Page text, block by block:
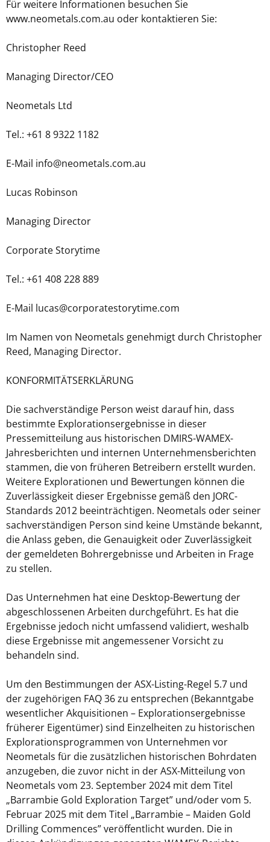
Für weitere Informationen besuchen Sie
www.neometals.com.au oder kontaktieren Sie:
Christopher Reed
Managing Director/CEO
Neometals Ltd
Tel.: +61 8 9322 1182
E-Mail info@neometals.com.au
Lucas Robinson
Managing Director
Corporate Storytime
Tel.: +61 408 228 889
E-Mail lucas@corporatestorytime.com
Im Namen von Neometals genehmigt durch Christopher
Reed, Managing Director.
KONFORMITÄTSERKLÄRUNG
Die sachverständige Person weist darauf hin, dass
bestimmte Explorationsergebnisse in dieser
Pressemitteilung aus historischen DMIRS-WAMEX-
Jahresberichten und internen Unternehmensberichten
stammen, die von früheren Betreibern erstellt wurden.
Weitere Explorationen und Bewertungen können die
Zuverlässigkeit dieser Ergebnisse gemäß den JORC-
Standards 2012 beeinträchtigen. Neometals oder seiner
sachverständigen Person sind keine Umstände bekannt,
die Anlass geben, die Genauigkeit oder Zuverlässigkeit
der gemeldeten Bohrergebnisse und Arbeiten in Frage
zu stellen.
Das Unternehmen hat eine Desktop-Bewertung der
abgeschlossenen Arbeiten durchgeführt. Es hat die
Ergebnisse jedoch nicht umfassend validiert, weshalb
diese Ergebnisse mit angemessener Vorsicht zu
behandeln sind.
Um den Bestimmungen der ASX-Listing-Regel 5.7 und
der zugehörigen FAQ 36 zu entsprechen (Bekanntgabe
wesentlicher Akquisitionen – Explorationsergebnisse
früherer Eigentümer) sind Einzelheiten zu historischen
Explorationsprogrammen von Unternehmen vor
Neometals für die zusätzlichen historischen Bohrdaten
anzugeben, die zuvor nicht in der ASX-Mitteilung von
Neometals vom 23. September 2024 mit dem Titel
„Barrambie Gold Exploration Target” und/oder vom 5.
Februar 2025 mit dem Titel „Barrambie – Maiden Gold
Drilling Commences” veröffentlicht wurden. Die in